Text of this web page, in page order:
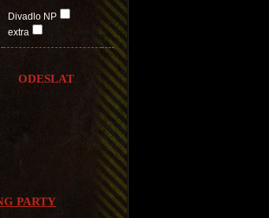
Divadlo NP
extra
PARTY